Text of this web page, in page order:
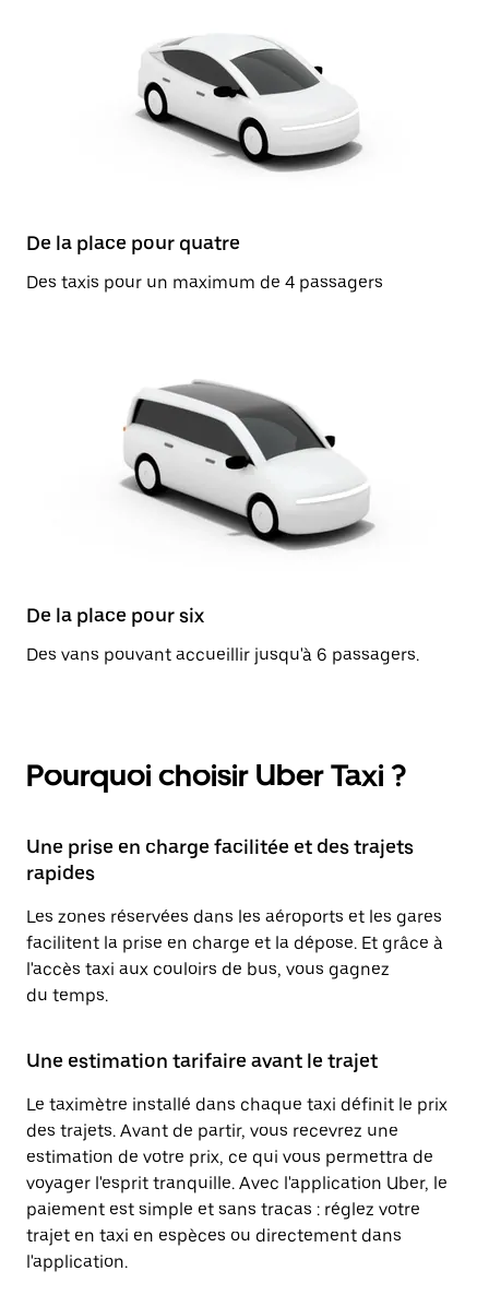
De la place pour quatre
Des taxis pour un maximum de 4 passagers
De la place pour six
Des vans pouvant accueillir jusqu'à 6 passagers.
Pourquoi choisir Uber Taxi ?
Une prise en charge facilitée et des trajets
rapides
Les zones réservées dans les aéroports et les gares
facilitent la prise en charge et la dépose. Et grâce à
l'accès taxi aux couloirs de bus, vous gagnez
du temps.
Une estimation tarifaire avant le trajet
Le taximètre installé dans chaque taxi définit le prix
des trajets. Avant de partir, vous recevrez une
estimation de votre prix, ce qui vous permettra de
voyager l'esprit tranquille. Avec l'application Uber, le
paiement est simple et sans tracas : réglez votre
trajet en taxi en espèces ou directement dans
l'application.